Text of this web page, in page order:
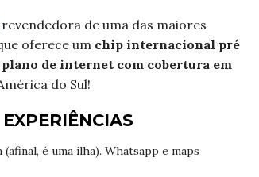
revendedora de uma das maiores
oferece um chip internacional pré
plano de internet com cobertura em
do Sul!
é uma ilha). Whatsapp e maps